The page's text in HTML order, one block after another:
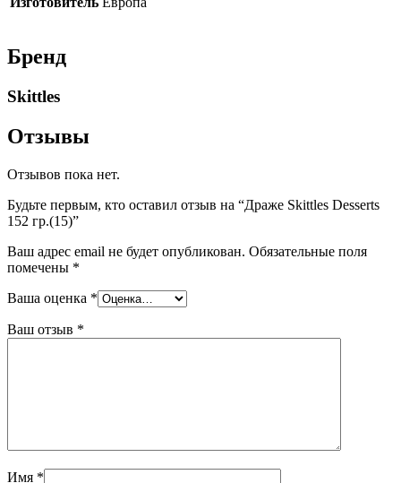
Бренд
Skittles
Отзывы
Отзывов пока нет.
Будьте первым, кто оставил отзыв на “Драже Skittles Desserts
152 гр.(15)”
Ваш адрес email не будет опубликован. Обязательные поля
помечены *
Ваша оценка *
Ваш отзыв *
Имя *